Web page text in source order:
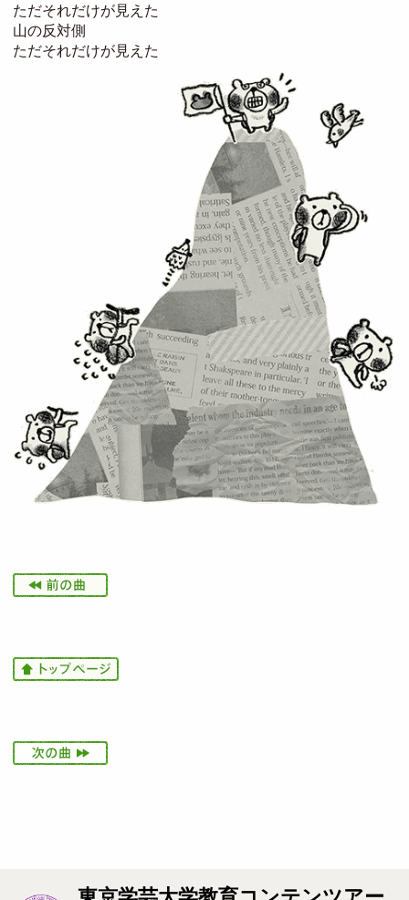
ただそれだけが見えた
山の反対側
ただそれだけが見えた
I
m
e
I
m
e
I
m